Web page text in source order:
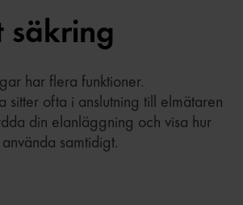
säkring
har flera funktioner.
sitter ofta i anslutning till elmätaren
din elanläggning och visa hur
samtidigt.